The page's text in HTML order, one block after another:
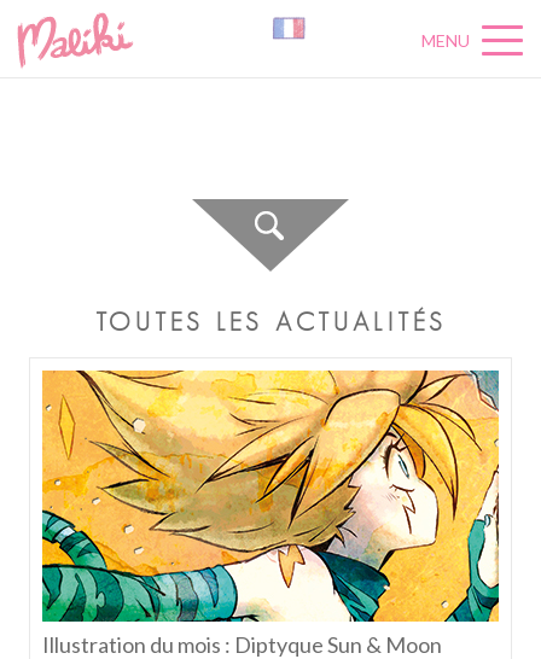
MENU
TOUTES LES ACTUALITÉS
Illustration du mois : Diptyque Sun & Moon